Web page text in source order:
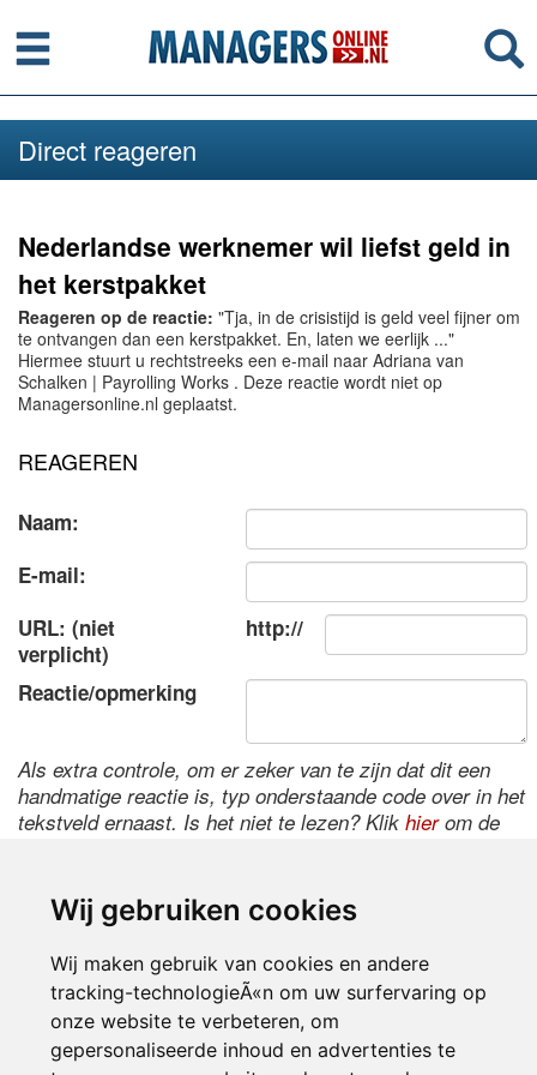
Wij gebruiken cookies
Wij maken gebruik van cookies en andere
tracking-technologieÃ«n om uw surfervaring op
onze website te verbeteren, om
gepersonaliseerde inhoud en advertenties te
Menu
Direct reageren
Nederlandse werknemer wil liefst geld in
het kerstpakket
Reageren op de reactie: "Tja, in de crisistijd is geld veel fijner om
te ontvangen dan een kerstpakket. En, laten we eerlijk ..."
Hiermee stuurt u rechtstreeks een e-mail naar Adriana van
Schalken | Payrolling Works . Deze reactie wordt niet op
Managersonline.nl geplaatst.
REAGEREN
Naam:
E-mail:
URL: (niet
verplicht)
http://
Reactie/opmerking
Als extra controle, om er zeker van te zijn dat dit een
handmatige reactie is, typ onderstaande code over in het
tekstveld ernaast. Is het niet te lezen? Klik hierom de